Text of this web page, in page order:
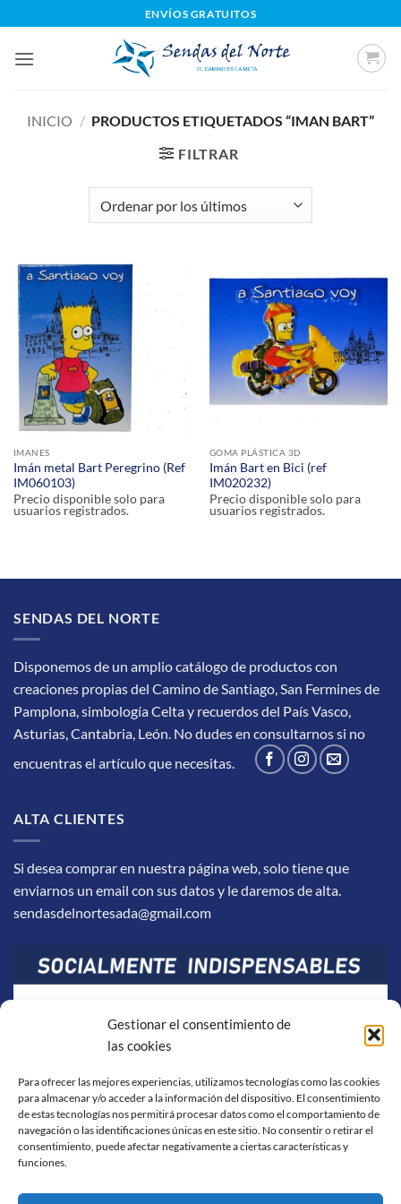
Gestionar el consentimiento de
las cookies
Para ofrecer las mejores experiencias, utilizamos tecnologías como las cookies
para almacenar y/o acceder a la información del dispositivo. El consentimiento
de estas tecnologías nos permitirá procesar datos como el comportamiento de
navegación o las identificaciones únicas en este sitio. No consentir o retirar el
consentimiento, puede afectar negativamente a ciertas características y
funciones.
al
contenido
ENVÍOS GRATUITOS
INICIO / PRODUCTOS ETIQUETADOS “IMAN BART”
FILTRAR
IMANES
Imán metal Bart Peregrino (Ref
IM060103)
Precio disponible solo para
usuarios registrados.
GOMA PLÁSTICA 3D
Imán Bart en Bici (ref
IM020232)
Precio disponible solo para
usuarios registrados.
SENDAS DEL NORTE
Disponemos de un amplio catálogo de productos con
creaciones propias del Camino de Santiago, San Fermines de
Pamplona, simbología Celta y recuerdos del País Vasco,
Asturias, Cantabria, León. No dudes en consultarnos si no
encuentras el artículo que necesitas.
ALTA CLIENTES
Si desea comprar en nuestra página web, solo tiene que
enviarnos un email con sus datos y le daremos de alta.
sendasdelnortesada@gmail.com